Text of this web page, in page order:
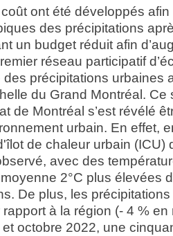
ont été développés
des précipitations
un budget réduit afin
réseau participatif
précipitations urbaines
du Grand Montréal. Ce
de Montréal s’est révélé
urbain. En effet,
de chaleur urbain (ICU)
avec des
2°C plus élevées
De plus, les
à la région (- 4 %
octobre 2022, une